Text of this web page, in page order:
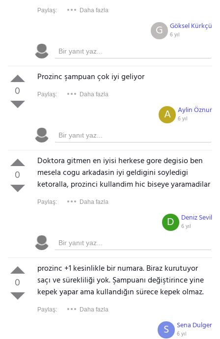
Paylaş: Daha fazla
Göksel Kürkçü
6 yıl
G
0
Prozinc şampuan çok iyi geliyor
Paylaş: Daha fazla
Aylin Öznur
6 yıl
A
0
Doktora gitmen en iyisi herkese gore degisio ben
mesela cogu arkadasin iyi geldigini soyledigi
ketoralla, prozinci kullandim hic biseye yaramadilar
Paylaş: Daha fazla
Deniz Sevil
6 yıl
D
0
prozinc +1 kesinlikle bir numara. Biraz kurutuyor
saçı ve sürekliliği yok. Şampuanı değiştirince yine
kepek yapar ama kullandığın sürece kepek olmaz.
Paylaş: Daha fazla
Sena Dulger
6 yıl
S